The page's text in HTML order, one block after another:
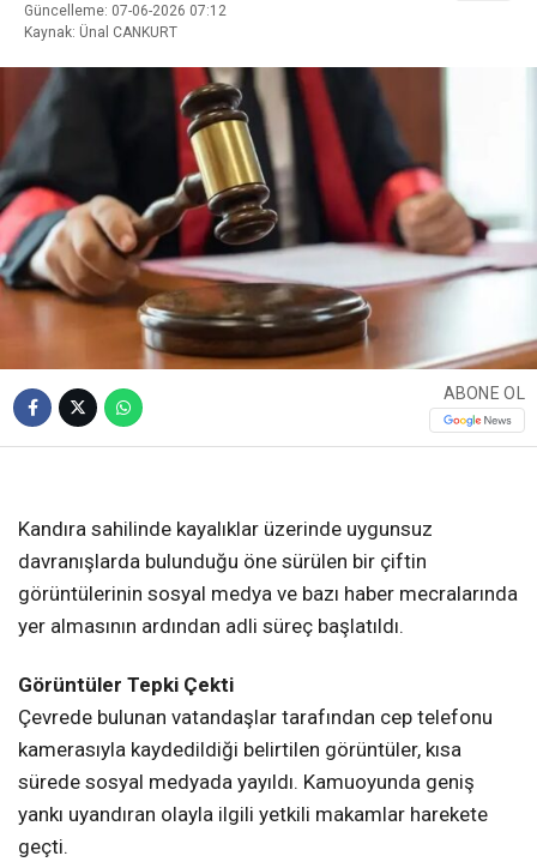
Güncelleme: 07-06-2026 07:12
Kaynak: Ünal CANKURT
ABONE OL